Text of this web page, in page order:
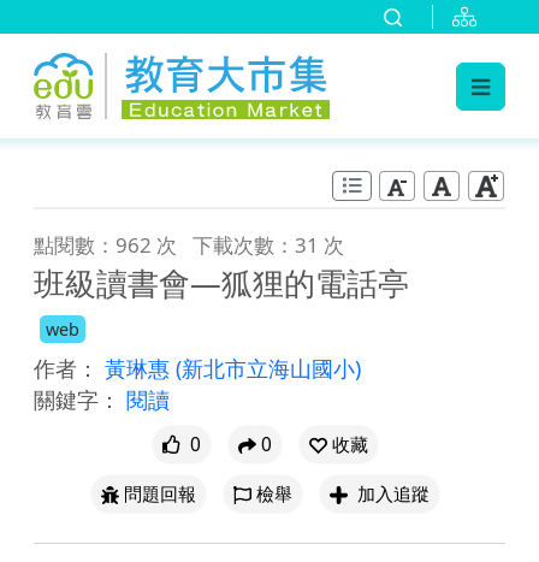
點閱數：962 次 下載次數：31 次
班級讀書會—狐狸的電話亭
web
作者： 黃琳惠 (新北市立海山國小)
關鍵字： 閱讀
0 0
收藏
問題回報
檢舉 加入追蹤